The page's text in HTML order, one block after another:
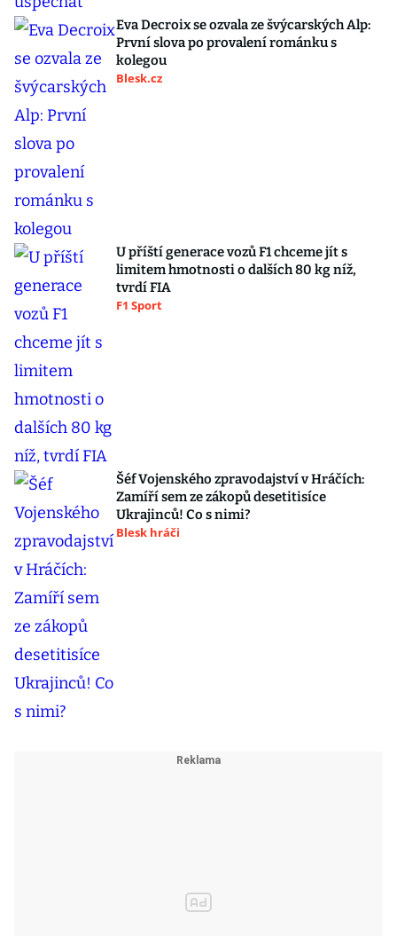
Eva Decroix se ozvala ze švýcarských Alp:
První slova po provalení románku s
kolegou
Blesk.cz
U příští generace vozů F1 chceme jít s
limitem hmotnosti o dalších 80 kg níž,
tvrdí FIA
F1 Sport
Šéf Vojenského zpravodajství v Hráčích:
Zamíří sem ze zákopů desetitisíce
Ukrajinců! Co s nimi?
Blesk hráči